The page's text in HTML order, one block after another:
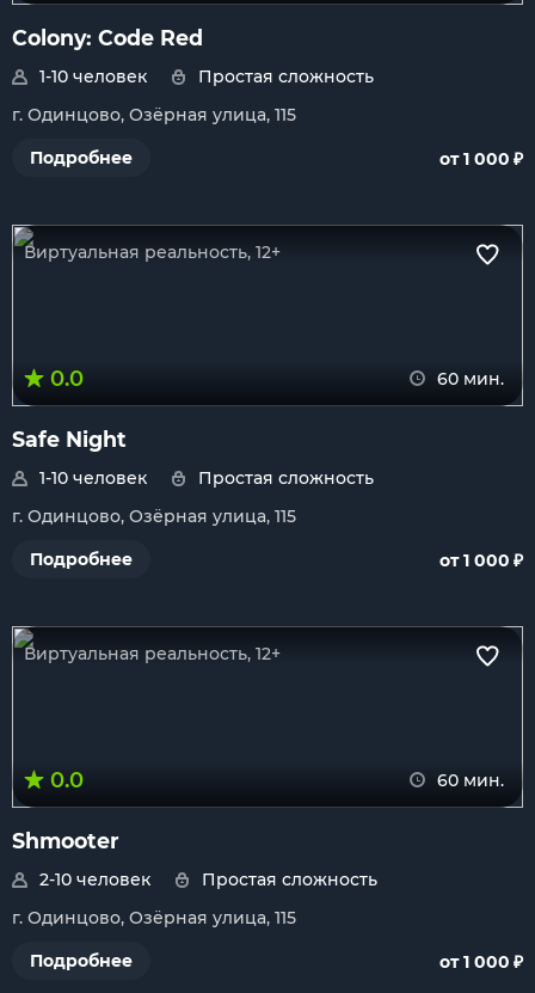
Colony: Code Red
1-10 человек
Простая сложность
г. Одинцово, Озёрная улица, 115
Подробнее
от 1 000 ₽
Виртуальная реальность, 12+
0.0 60 мин.
Safe Night
1-10 человек
Простая сложность
г. Одинцово, Озёрная улица, 115
Подробнее
от 1 000 ₽
Виртуальная реальность, 12+
0.0 60 мин.
Shmooter
2-10 человек
Простая сложность
г. Одинцово, Озёрная улица, 115
Подробнее
от 1 000 ₽